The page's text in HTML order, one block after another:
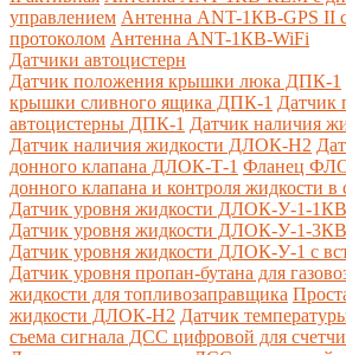
управлением Антенна ANT-1КВ-GPS II
протоколом Антенна ANT-1КВ-WiFi
Датчики автоцистерн
Датчик положения крышки люка ДПК-1
крышки сливного ящика ДПК-1 Датчик
автоцистерны ДПК-1 Датчик наличия
Датчик наличия жидкости ДЛОК-Н2
донного клапана ДЛОК-Т-1 Фланец
донного клапана и контроля жидкости в
Датчик уровня жидкости ДЛОК-У-1-1КВ
Датчик уровня жидкости ДЛОК-У-1-3КВ
Датчик уровня жидкости ДЛОК-У-1 с
Датчик уровня пропан-бутана для
жидкости для топливозаправщика
жидкости ДЛОК-Н2 Датчик
съема сигнала ДСС цифровой для